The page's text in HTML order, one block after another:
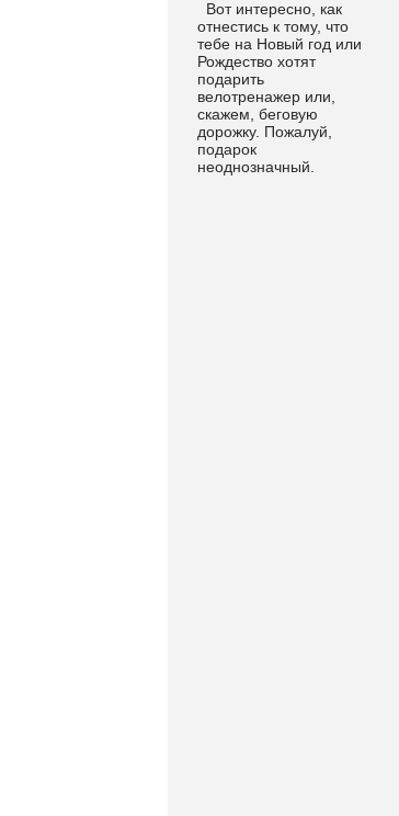
Вот интересно, как
отнестись к тому, что
тебе на Новый год или
Рождество хотят
подарить
велотренажер или,
скажем, беговую
дорожку. Пожалуй,
подарок
неоднозначный.